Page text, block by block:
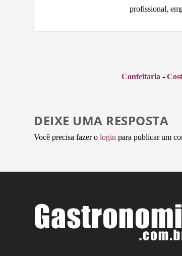
profissional,
Confeitaria -
DEIXE UMA RESPOSTA
Você precisa fazer ologin para publicar um